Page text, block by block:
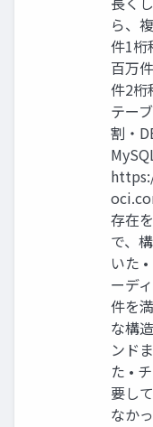
ら、
件1桁
百万
件2桁
テー
割・
存在
で、
いた
ーデ
件を
な構
ンド
た •
要し
なか